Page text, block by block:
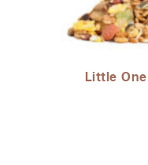
Little